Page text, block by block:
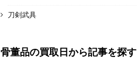
刀剣武具
骨董品の買取日から記事を探す